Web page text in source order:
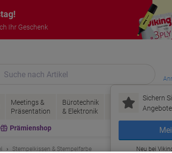
Ihr Geschenk
Sichern
Neu bei
Meetings &
Präsentation
Bürotechnik
& Elektronik
Tinte &
Toner
Papier,
& Pakete
Prämienshop
Stempelkissen & Stempelfarbe